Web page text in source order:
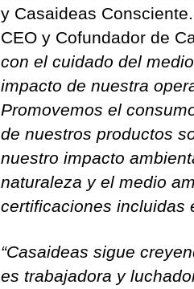
y Casaideas
CEO y Cofundador de
con el cuidado del
impacto de nuestra
Promovemos el
de nuestros productos
nuestro impacto
naturaleza y el medio
certificaciones incluidas
“Casaideas sigue
es trabajadora y